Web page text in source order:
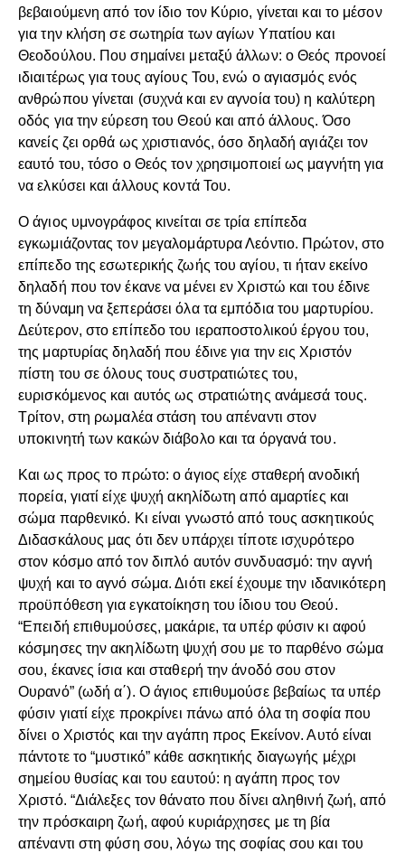
βεβαιούμενη από τον ίδιο τον Κύριο, γίνεται και το μέσον
για την κλήση σε σωτηρία των αγίων Υπατίου και
Θεοδούλου. Που σημαίνει μεταξύ άλλων: ο Θεός προνοεί
ιδιαιτέρως για τους αγίους Του, ενώ ο αγιασμός ενός
ανθρώπου γίνεται (συχνά και εν αγνοία του) η καλύτερη
οδός για την εύρεση του Θεού και από άλλους. Όσο
κανείς ζει ορθά ως χριστιανός, όσο δηλαδή αγιάζει τον
εαυτό του, τόσο ο Θεός τον χρησιμοποιεί ως μαγνήτη για
να ελκύσει και άλλους κοντά Του.
Ο άγιος υμνογράφος κινείται σε τρία επίπεδα
εγκωμιάζοντας τον μεγαλομάρτυρα Λεόντιο. Πρώτον, στο
επίπεδο της εσωτερικής ζωής του αγίου, τι ήταν εκείνο
δηλαδή που τον έκανε να μένει εν Χριστώ και του έδινε
τη δύναμη να ξεπεράσει όλα τα εμπόδια του μαρτυρίου.
Δεύτερον, στο επίπεδο του ιεραποστολικού έργου του,
της μαρτυρίας δηλαδή που έδινε για την εις Χριστόν
πίστη του σε όλους τους συστρατιώτες του,
ευρισκόμενος και αυτός ως στρατιώτης ανάμεσά τους.
Τρίτον, στη ρωμαλέα στάση του απέναντι στον
υποκινητή των κακών διάβολο και τα όργανά του.
Και ως προς το πρώτο: ο άγιος είχε σταθερή ανοδική
πορεία, γιατί είχε ψυχή ακηλίδωτη από αμαρτίες και
σώμα παρθενικό. Κι είναι γνωστό από τους ασκητικούς
Διδασκάλους μας ότι δεν υπάρχει τίποτε ισχυρότερο
στον κόσμο από τον διπλό αυτόν συνδυασμό: την αγνή
ψυχή και το αγνό σώμα. Διότι εκεί έχουμε την ιδανικότερη
προϋπόθεση για εγκατοίκηση του ίδιου του Θεού.
“Επειδή επιθυμούσες, μακάριε, τα υπέρ φύσιν κι αφού
κόσμησες την ακηλίδωτη ψυχή σου με το παρθένο σώμα
σου, έκανες ίσια και σταθερή την άνοδό σου στον
Ουρανό” (ωδή α΄). Ο άγιος επιθυμούσε βεβαίως τα υπέρ
φύσιν γιατί είχε προκρίνει πάνω από όλα τη σοφία που
δίνει ο Χριστός και την αγάπη προς Εκείνον. Αυτό είναι
πάντοτε το “μυστικό” κάθε ασκητικής διαγωγής μέχρι
σημείου θυσίας και του εαυτού: η αγάπη προς τον
Χριστό. “Διάλεξες τον θάνατο που δίνει αληθινή ζωή, από
την πρόσκαιρη ζωή, αφού κυριάρχησες με τη βία
απέναντι στη φύση σου, λόγω της σοφίας σου και του